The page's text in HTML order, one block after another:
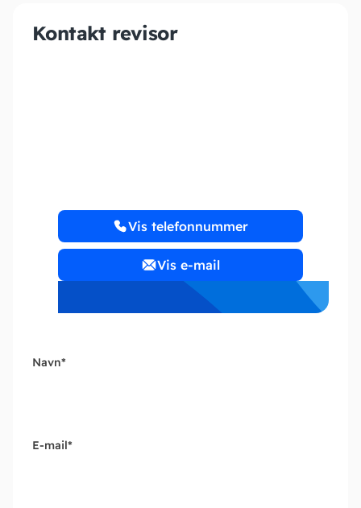
Kontakt revisor
Vis telefonnummer
Vis e-mail
Navn*
E-mail*